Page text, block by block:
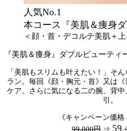
人気No.1
本コース『美肌＆痩身ダ
＜顔・首・デコルテ美肌＋
『美肌＆痩身』ダブルビューティ
「美肌もスリムも叶えたい！」そ
ラン。毎回《顔・胸元・首》又は
ケア。さらに気になる二の腕、背
引。
《キャンペーン価格
99,000円 ⇒